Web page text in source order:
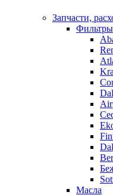
Запчасти,
Фильтры
Масла